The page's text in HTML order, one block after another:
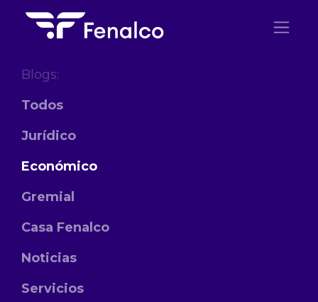
Blogs:
Todos
Jurídico
Económico
Gremial
Casa Fenalco
Noticias
Servicios